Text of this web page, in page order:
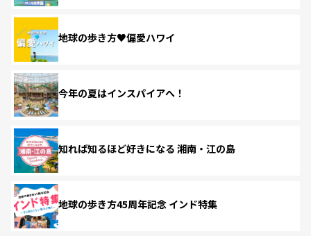
地球の歩き方♥偏愛ハワイ
今年の夏はインスパイアへ！
知れば知るほど好きになる 湘南・江の島
地球の歩き方45周年記念 インド特集